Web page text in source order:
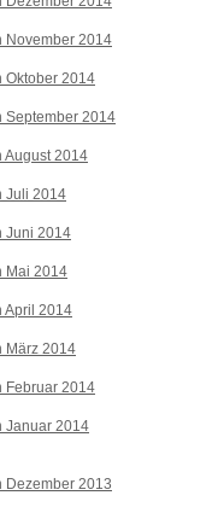
November 2014
Oktober 2014
September 2014
August 2014
Juli 2014
Juni 2014
Mai 2014
April 2014
März 2014
Februar 2014
Januar 2014
Dezember 2013